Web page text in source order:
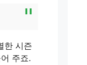
한 시즌
주죠.